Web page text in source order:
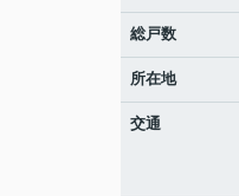
総戸数
所在地
交通